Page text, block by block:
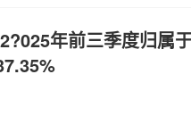
年前三季度归属